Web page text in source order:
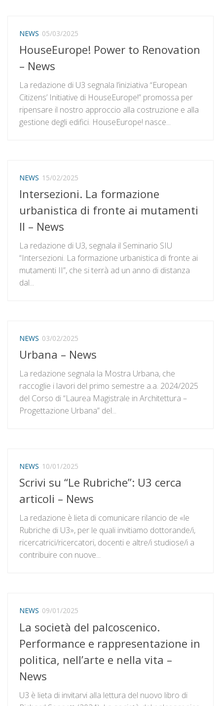
NEWS 05/03/2025
HouseEurope! Power to Renovation
– News
La redazione di U3 segnala l’iniziativa “European
Citizens’ Initiative di HouseEurope!” promossa per
ripensare il nostro approccio alla costruzione e alla
gestione degli edifici. HouseEurope! nasce...
NEWS 15/02/2025
Intersezioni. La formazione
urbanistica di fronte ai mutamenti
II – News
La redazione di U3, segnala il Seminario SIU
“Intersezioni. La formazione urbanistica di fronte ai
mutamenti II”, che si terrà ad un anno di distanza
dal...
NEWS 03/02/2025
Urbana – News
La redazione segnala la Mostra Urbana, che
raccoglie i lavori del primo semestre a.a. 2024/2025
del Corso di “Laurea Magistrale in Architettura –
Progettazione Urbana” del...
NEWS 10/01/2025
Scrivi su “Le Rubriche”: U3 cerca
articoli – News
La redazione è lieta di comunicare rilancio de «le
Rubriche di U3», per le quali invitiamo dottorande/i,
ricercatrici/ricercatori, docenti e altre/i studiose/i a
contribuire con nuove...
NEWS 09/01/2025
La società del palcoscenico.
Performance e rappresentazione in
politica, nell’arte e nella vita –
News
U3 è lieta di invitarvi alla lettura del nuovo libro di